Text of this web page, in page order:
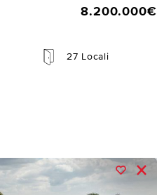
8.200.000€
27 Locali